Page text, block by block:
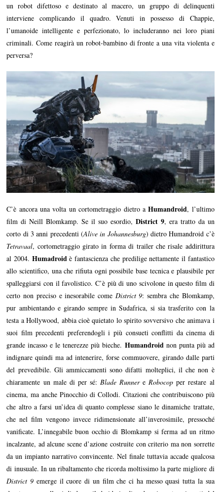
un robot difettoso e destinato al macero, un gruppo di delinquenti
interviene complicando il quadro. Venuti in possesso di Chappie,
l’umanoide intelligente e perfezionato, lo includeranno nei loro piani
criminali. Come reagirà un robot-bambino di fronte a una vita violenta e
perversa?
C’è ancora una volta un cortometraggio dietro aHumandroid, l’ultimo
film di Neill Blomkamp. Se il suo esordio, District 9, era tratto da un
corto di 3 anni precedenti (Alive in Johannesburg) dietro Humandroid c’è
Tetravaal, cortometraggio girato in forma di trailer che risale addirittura
al 2004. Humadroidè fantascienza che predilige nettamente il fantastico
allo scientifico, una che rifiuta ogni possibile base tecnica e plausibile per
spalleggiarsi con il favolistico. C’è più di uno scivolone in questo film di
certo non preciso e inesorabile come District 9: sembra che Blomkamp,
pur ambientando e girando sempre in Sudafrica, si sia trasferito con la
testa a Hollywood, abbia cioè quietato lo spirito sovversivo che animava i
suoi film precedenti preferendogli i più consueti conflitti da cinema di
grande incasso e le tenerezze più bieche. Humandroidnon punta più ad
indignare quindi ma ad intenerire, forse commuovere, girando dalle parti
del prevedibile. Gli ammiccamenti sono difatti molteplici, il che non è
chiaramente un male di per sé: Blade RunnereRobocop per restare al
cinema, ma anche Pinocchio di Collodi. Citazioni che contribuiscono più
che altro a farsi un’idea di quanto complesse siano le dinamiche trattate,
che nel film vengono invece ridimensionate all’inverosimile, pressoché
vanificate. L’innegabile buon occhio di Blomkamp si ferma ad un ritmo
incalzante, ad alcune scene d’azione costruite con criterio ma non sorrette
da un impianto narrativo convincente. Nel finale tuttavia accade qualcosa
di inusuale. In un ribaltamento che ricorda moltissimo la parte migliore di
District 9 emerge il cuore di un film che ci ha messo quasi tutta la sua